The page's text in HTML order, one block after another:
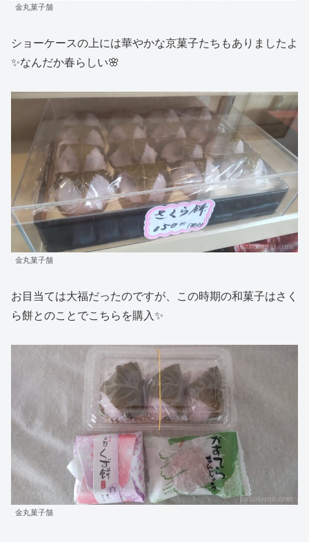
金丸菓子舗
ショーケースの上には華やかな京菓子たちもありましたよ
✨なんだか春らしい🌸
金丸菓子舗
お目当ては大福だったのですが、この時期の和菓子はさく
ら餅とのことでこちらを購入✨
金丸菓子舗